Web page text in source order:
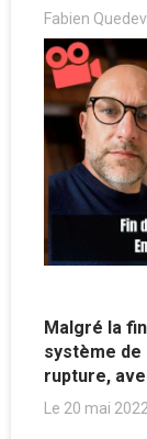
Fabien
Malgré la
système de
rupture,
de fermer.
c'est toute
Le 20 mai 2022